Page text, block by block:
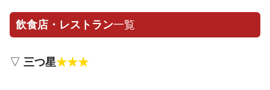
飲食店・レストラン一覧
▽ 三つ星★★★